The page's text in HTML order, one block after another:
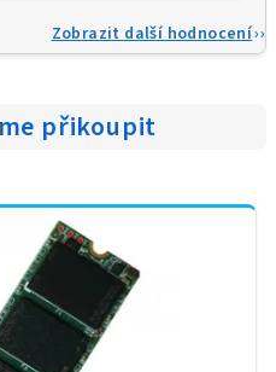
Zobrazit další hodnocení
přikoupit